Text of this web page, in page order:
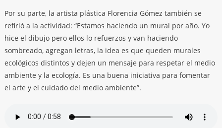
Por su parte, la artista plástica Florencia Gómez también se
refirió a la actividad: “Estamos haciendo un mural por año. Yo
hice el dibujo pero ellos lo refuerzos y van haciendo
sombreado, agregan letras, la idea es que queden murales
ecológicos distintos y dejen un mensaje para respetar el medio
ambiente y la ecología. Es una buena iniciativa para fomentar
el arte y el cuidado del medio ambiente”.